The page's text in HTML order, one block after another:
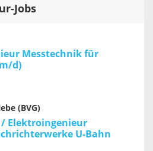
Jobs
Messtechnik für
d)
(BVG)
Elektroingenieur
U-Bahn